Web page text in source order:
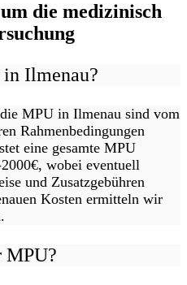
die medizinisch
Ilmenau?
MPU in Ilmenau sind vom
Rahmenbedingungen
eine gesamte MPU
wobei eventuell
und Zusatzgebühren
Kosten ermitteln wir
MPU?